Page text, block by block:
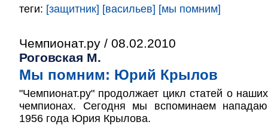
теги: [защитник] [васильев] [мы помним]
Чемпионат.ру / 08.02.2010
Роговская М.
Мы помним: Юрий Крылов
"Чемпионат.ру" продолжает цикл статей о
чемпионах. Сегодня мы вспоминаем
1956 года Юрия Крылова.